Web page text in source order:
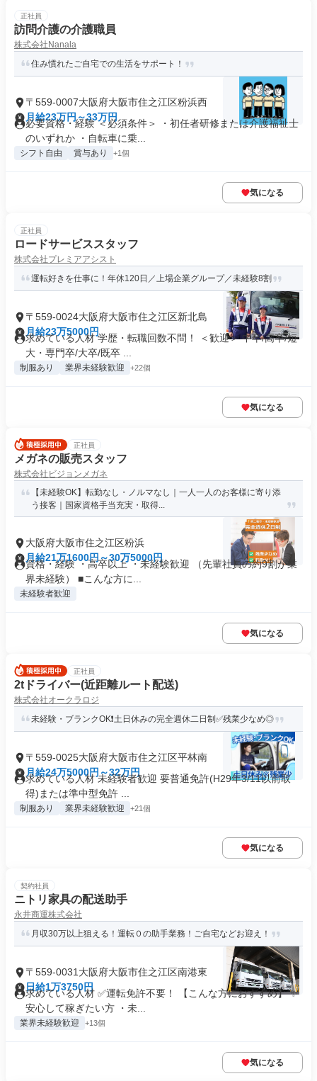
正社員
訪問介護の介護職員
株式会社Nanala
住み慣れたご自宅での生活をサポート！
〒559-0007大阪府大阪市住之江区粉浜西
月給23万円～33万円
必要資格・経験 ＜必須条件＞ ・初任者研修または介護福祉士
のいずれか ・自転車に乗...
シフト自由 賞与あり +1個
気になる
正社員
ロードサービススタッフ
株式会社プレミアアシスト
運転好きを仕事に！年休120日／上場企業グループ／未経験8割
〒559-0024大阪府大阪市住之江区新北島
月給23万5000円
求めている人材 学歴・転職回数不問！ ＜歓迎＞ 中卒/高卒/短
大・専門卒/大卒/既卒 ...
制服あり 業界未経験歓迎 +22個
気になる
正社員
メガネの販売スタッフ
株式会社ビジョンメガネ
【未経験OK】転勤なし・ノルマなし｜一人一人のお客様に寄り添
う接客｜国家資格手当充実・取得...
大阪府大阪市住之江区粉浜
月給21万1600円～30万5000円
資格・経験 ・高卒以上 ・未経験歓迎 （先輩社員の約9割が業
界未経験） ■こんな方に...
未経験者歓迎
気になる
正社員
2tドライバー(近距離ルート配送)
株式会社オークラロジ
未経験・ブランクOK❗土日休みの完全週休二日制✅残業少なめ◎
〒559-0025大阪府大阪市住之江区平林南
月給24万5000円～32万円
求めている人材 未経験者歓迎 要普通免許(H29年3/11以前取
得)または準中型免許 ...
制服あり 業界未経験歓迎 +21個
気になる
契約社員
ニトリ家具の配送助手
永井商運株式会社
月収30万以上狙える！運転０の助手業務！ご自宅などお迎え！
〒559-0031大阪府大阪市住之江区南港東
日給1万3750円
求めている人材 ✅運転免許不要！ 【こんな方におすすめ】 ✨
安心して稼ぎたい方 ・未...
業界未経験歓迎 +13個
気になる